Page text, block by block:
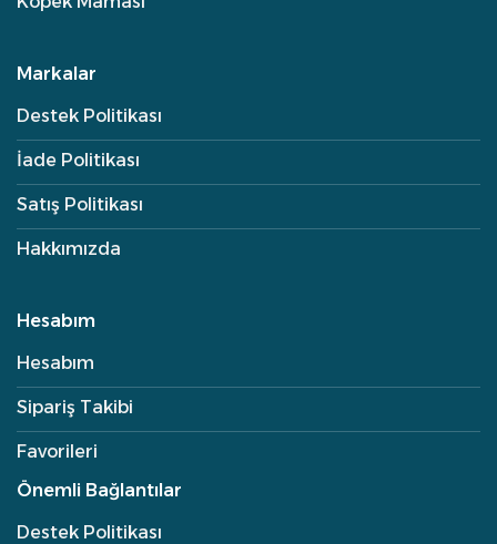
Markalar
Destek Politikası
İade Politikası
Satış Politikası
Hakkımızda
Hesabım
Hesabım
Sipariş Takibi
Favorileri
Önemli Bağlantılar
Destek Politikası